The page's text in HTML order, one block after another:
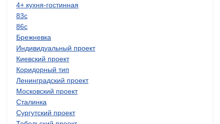
4+ кухня-гостинная
83с
86с
Брежневка
Индивидуальный проект
Киевский проект
Коридорный тип
Ленинградский проект
Московский проект
Сталинка
Сургутский проект